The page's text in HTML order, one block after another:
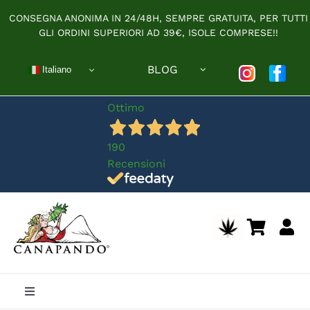
contenuto
CONSEGNA ANONIMA IN 24/48H, SEMPRE GRATUITA, PER TUTTI
GLI ORDINI SUPERIORI AD 39€, ISOLE COMPRESE!!
Italiano BLOG
Ottimo
190
Recensioni
Toggle